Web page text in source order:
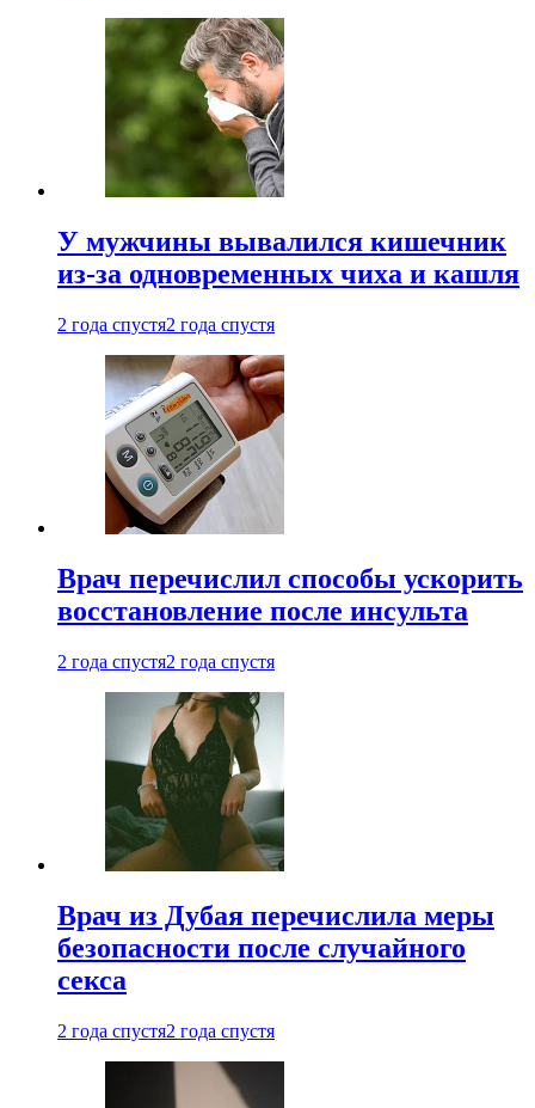
У мужчины вывалился кишечник
из-за одновременных чиха и кашля
2 года спустя2 года спустя
Врач перечислил способы ускорить
восстановление после инсульта
2 года спустя2 года спустя
Врач из Дубая перечислила меры
безопасности после случайного
секса
2 года спустя2 года спустя